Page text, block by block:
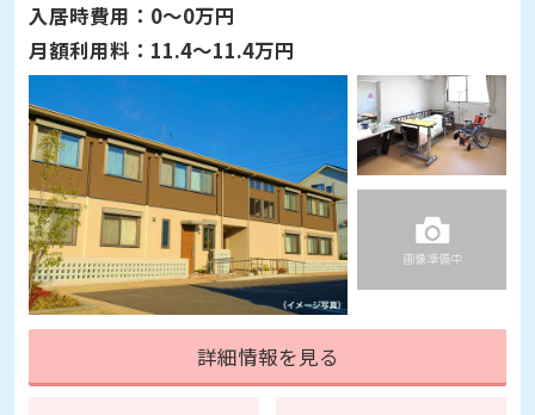
入居時費用： 0～0万円
月額利用料： 11.4～11.4万円
詳細情報を見る